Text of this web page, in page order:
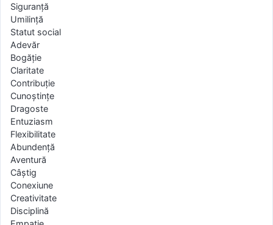
Siguranță
Umilință
Statut social
Adevăr
Bogăție
Claritate
Contribuție
Cunoştințe
Dragoste
Entuziasm
Flexibilitate
Abundență
Aventură
Câştig
Conexiune
Creativitate
Disciplină